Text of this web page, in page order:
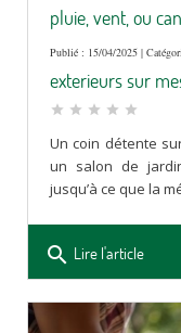
pluie, vent, ou
Publié : 15/04/2025 |
exterieurs sur
star star star star star
Un coin détente
un salon de
jusqu’à ce que la
search Lire l'article